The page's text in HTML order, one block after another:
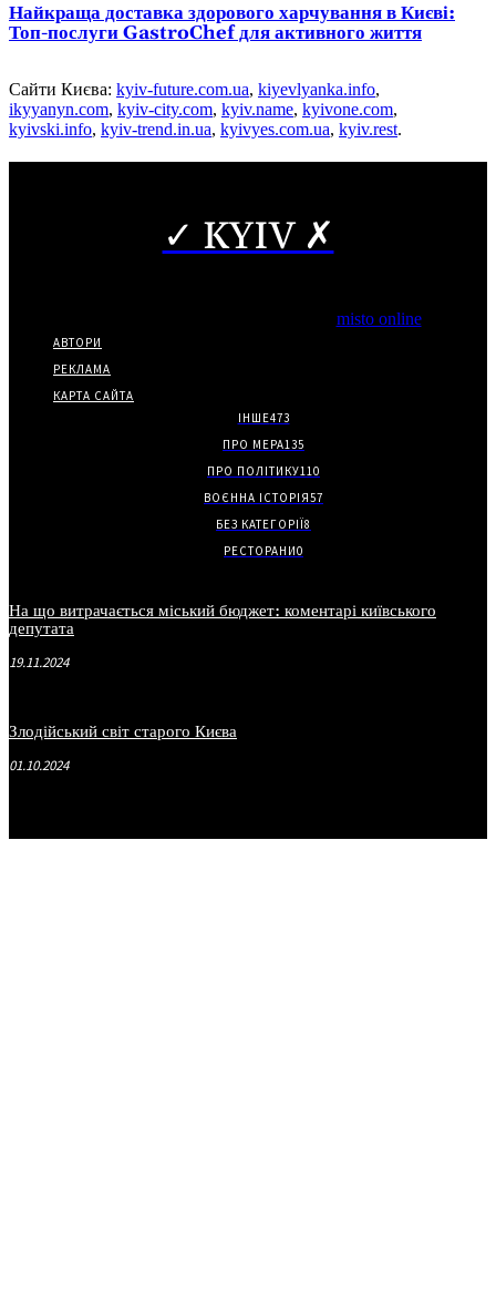
Найкраща доставка здорового харчування в Києві:
Топ-послуги GastroChef для активного життя
Сайти Києва: kyiv-future.com.ua, kiyevlyanka.info,
ikyyanyn.com, kyiv-city.com, kyiv.name, kyivone.com,
kyivski.info, kyiv-trend.in.ua, kyivyes.com.ua, kyiv.rest.
✓ KYIV ✗
misto online
АВТОРИ
РЕКЛАМА
КАРТА САЙТА
ІНШЕ473
ПРО МЕРА135
ПРО ПОЛІТИКУ110
ВОЄННА ІСТОРІЯ57
БЕЗ КАТЕГОРІЇ8
РЕСТОРАНИ0
На що витрачається міський бюджет: коментарі київського
депутата
19.11.2024
Злодійський світ старого Києва
01.10.2024